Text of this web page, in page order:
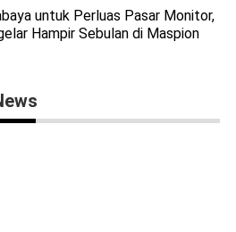
untuk Perluas Pasar Monitor,
Hampir Sebulan di Maspion